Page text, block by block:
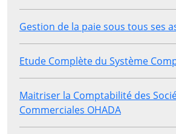
Gestion de la paie sous tous ses
Etude Complète du Système
Maitriser la Comptabilité des
Commerciales OHADA